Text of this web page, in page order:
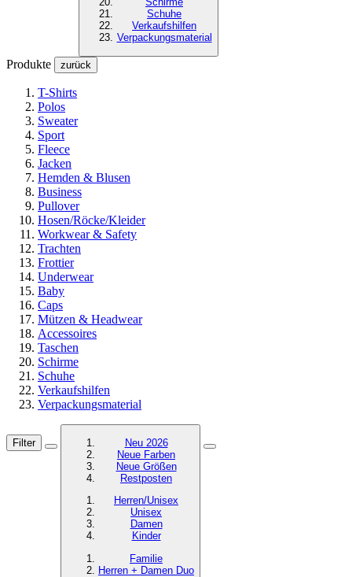
Schuhe
Verkaufshilfen
Verpackungsmaterial
Produkte zurück
T-Shirts
Polos
Sweater
Sport
Fleece
Jacken
Hemden & Blusen
Business
Pullover
Hosen/Röcke/Kleider
Workwear & Safety
Trachten
Frottier
Underwear
Baby
Caps
Mützen & Headwear
Accessoires
Taschen
Schirme
Schuhe
Verkaufshilfen
Verpackungsmaterial
Filter
Neu 2026
Neue Farben
Neue Größen
Restposten
Herren/Unisex
Unisex
Damen
Kinder
Familie
Herren + Damen Duo